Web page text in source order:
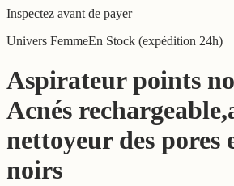
Inspectez avant de payer
Univers FemmeEn Stock (expédition 24h)
Aspirateur points
Acnés
nettoyeur des pores
noirs